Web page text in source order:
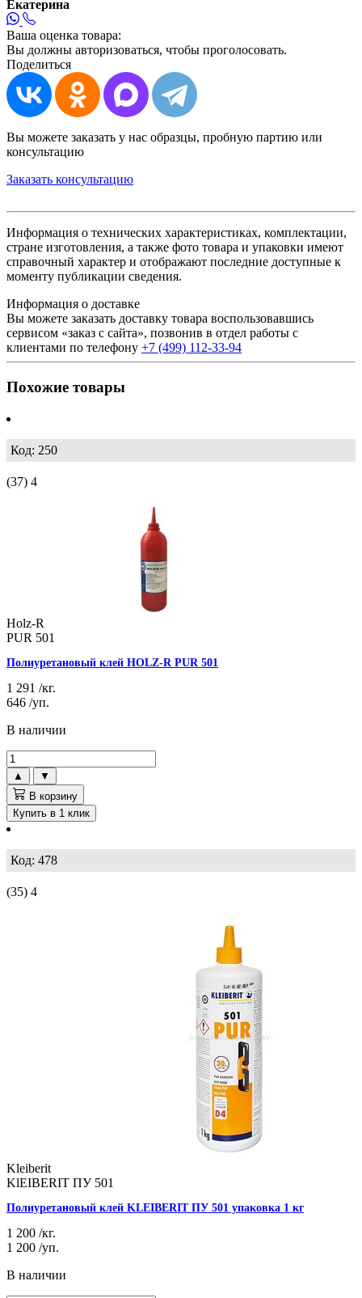
Екатерина
Ваша оценка товара:
Вы должны авторизоваться, чтобы проголосовать.
Поделиться
Вы можете заказать у нас образцы, пробную партию или
консультацию
Заказать консультацию
Информация о технических характеристиках, комплектации,
стране изготовления, а также фото товара и упаковки имеют
справочный характер и отображают последние доступные к
моменту публикации сведения.
Информация о доставке
Вы можете заказать доставку товара воспользовавшись
сервисом «заказ с сайта», позвонив в отдел работы с
клиентами по телефону +7 (499) 112-33-94
Похожие товары
Код: 250
(37) 4
Holz-R
PUR 501
Полиуретановый клей HOLZ-R PUR 501
1 291 /кг.
646 /уп.
В наличии
▲
▼
В корзину
Купить в 1 клик
Код: 478
(35) 4
Kleiberit
KlEIBERIT ПУ 501
Полиуретановый клей KLEIBERIT ПУ 501 упаковка 1 кг
1 200 /кг.
1 200 /уп.
В наличии